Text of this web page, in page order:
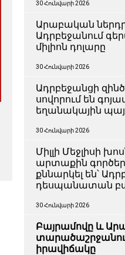
30 Հունվարի 2026
Արաբական
Ադրբեջանում
միլիոն դոլարը
30 Հունվարի 2026
Ադրբեջանցի
սովորում են
եղանակային
30 Հունվարի 2026
Միլլի Մեջլիսի
արտաքին
քննարկել են՝
դեսպանատան
30 Հունվարի 2026
Բայրամովը և
իրավիճակը